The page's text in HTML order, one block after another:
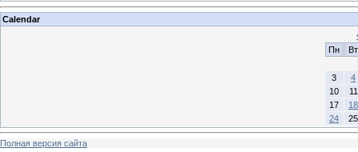
Calendar
Пн
Вт
3
4
10
11
17
18
24
25
Полная версия сайта